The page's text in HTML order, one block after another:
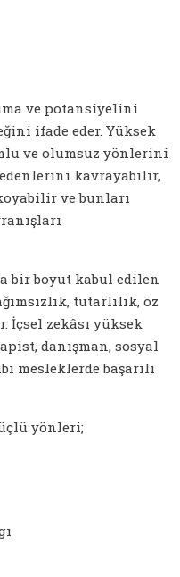
ve potansiyelini
ifade eder. Yüksek
ve olumsuz yönlerini
kavrayabilir,
ve bunları
bir boyut kabul edilen
tutarlılık, öz
zekâsı yüksek
danışman, sosyal
mesleklerde başarılı
yönleri;